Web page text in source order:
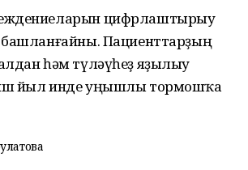
цифрлаштырыу
Пациенттарҙың
һәм түләүһеҙ яҙылыу
йыл инде уңышлы тормошҡа